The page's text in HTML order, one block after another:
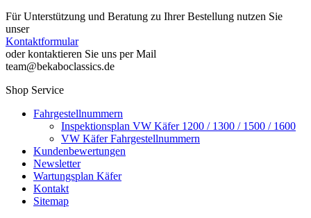
Für Unterstützung und Beratung zu Ihrer Bestellung nutzen Sie
unser
Kontaktformular
oder kontaktieren Sie uns per Mail
team@bekaboclassics.de
Shop Service
Fahrgestellnummern
Inspektionsplan VW Käfer 1200 / 1300 / 1500 / 1600
VW Käfer Fahrgestellnummern
Kundenbewertungen
Newsletter
Wartungsplan Käfer
Kontakt
Sitemap